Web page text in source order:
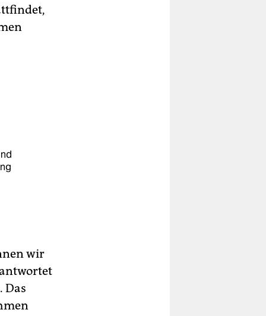
wir
Das